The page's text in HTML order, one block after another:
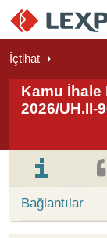
İçtihat
Kamu İhale
2026/UH.II-
Bağlantılar